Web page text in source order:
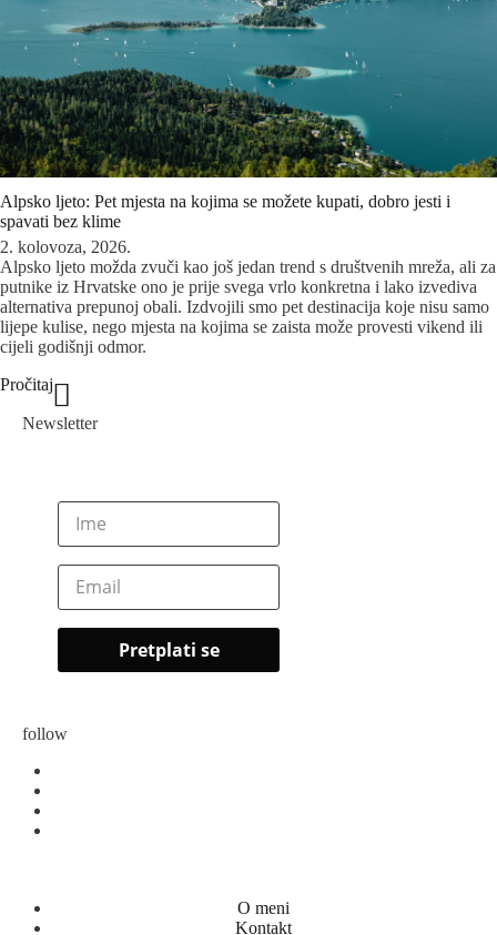
Alpsko ljeto: Pet mjesta na kojima se možete kupati, dobro jesti i
spavati bez klime
2. kolovoza, 2026.
Alpsko ljeto možda zvuči kao još jedan trend s društvenih mreža, ali za
putnike iz Hrvatske ono je prije svega vrlo konkretna i lako izvediva
alternativa prepunoj obali. Izdvojili smo pet destinacija koje nisu samo
lijepe kulise, nego mjesta na kojima se zaista može provesti vikend ili
cijeli godišnji odmor.
Pročitaj
Newsletter
follow
O meni
Kontakt